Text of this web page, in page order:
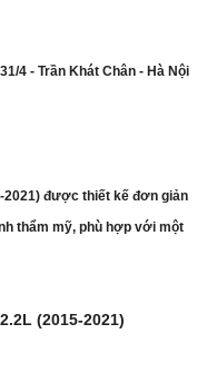
4 - Trần Khát Chân - Hà Nội
2021) được thiết kế đơn giản
thẩm mỹ, phù hợp với một
(2015-2021)